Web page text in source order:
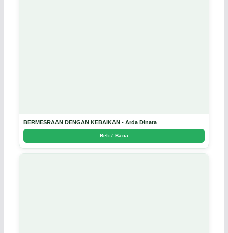
BERMESRAAN DENGAN KEBAIKAN - Arda Dinata
Beli / Baca